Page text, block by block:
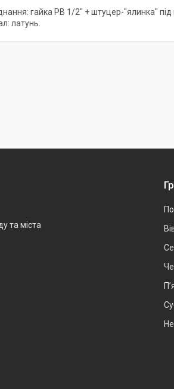
гайка РВ 1/2" + штуцер-"ялинка"
латунь.
та міста